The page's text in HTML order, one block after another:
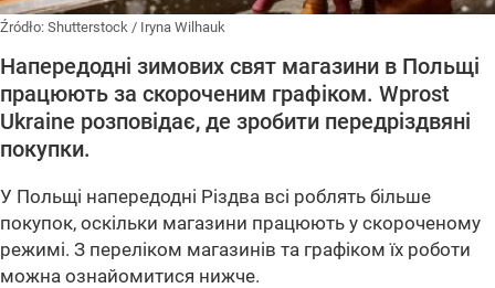
Źródło: Shutterstock / Iryna Wilhauk
Напередодні зимових свят магазини в Польщі
працюють за скороченим графіком. Wprost
Ukraine розповідає, де зробити передріздвяні
покупки.
У Польщі напередодні Різдва всі роблять більше
покупок, оскільки магазини працюють у скороченому
режимі. З переліком магазинів та графіком їх роботи
можна ознайомитися нижче.